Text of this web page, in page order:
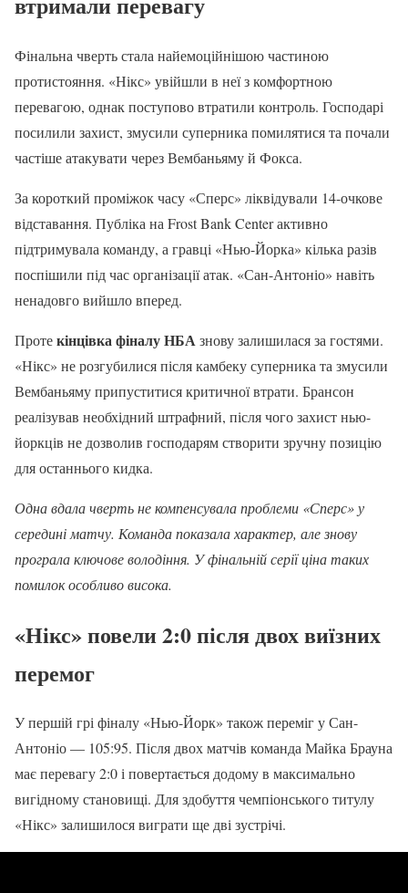
Фінальна чверть стала найемоційнішою частиною
протистояння. «Нікс» увійшли в неї з комфортною
перевагою, однак поступово втратили контроль. Господарі
посилили захист, змусили суперника помилятися та почали
частіше атакувати через Вембаньяму й Фокса.
За короткий проміжок часу «Сперс» ліквідували 14-очкове
відставання. Публіка на Frost Bank Center активно
підтримувала команду, а гравці «Нью-Йорка» кілька разів
поспішили під час організації атак. «Сан-Антоніо» навіть
ненадовго вийшло вперед.
Протекінцівка фіналу НБАзнову залишилася за гостями.
«Нікс» не розгубилися після камбеку суперника та змусили
Вембаньяму припуститися критичної втрати. Брансон
реалізував необхідний штрафний, після чого захист нью-
йоркців не дозволив господарям створити зручну позицію
для останнього кидка.
Одна вдала чверть не компенсувала проблеми «Сперс» у
середині матчу. Команда показала характер, але знову
програла ключове володіння. У фінальній серії ціна таких
помилок особливо висока.
«Нікс» повели 2:0 після двох виїзних
перемог
У першій грі фіналу «Нью-Йорк» також переміг у Сан-
Антоніо — 105:95. Після двох матчів команда Майка Брауна
має перевагу 2:0 і повертається додому в максимально
вигідному становищі. Для здобуття чемпіонського титулу
«Нікс» залишилося виграти ще дві зустрічі.